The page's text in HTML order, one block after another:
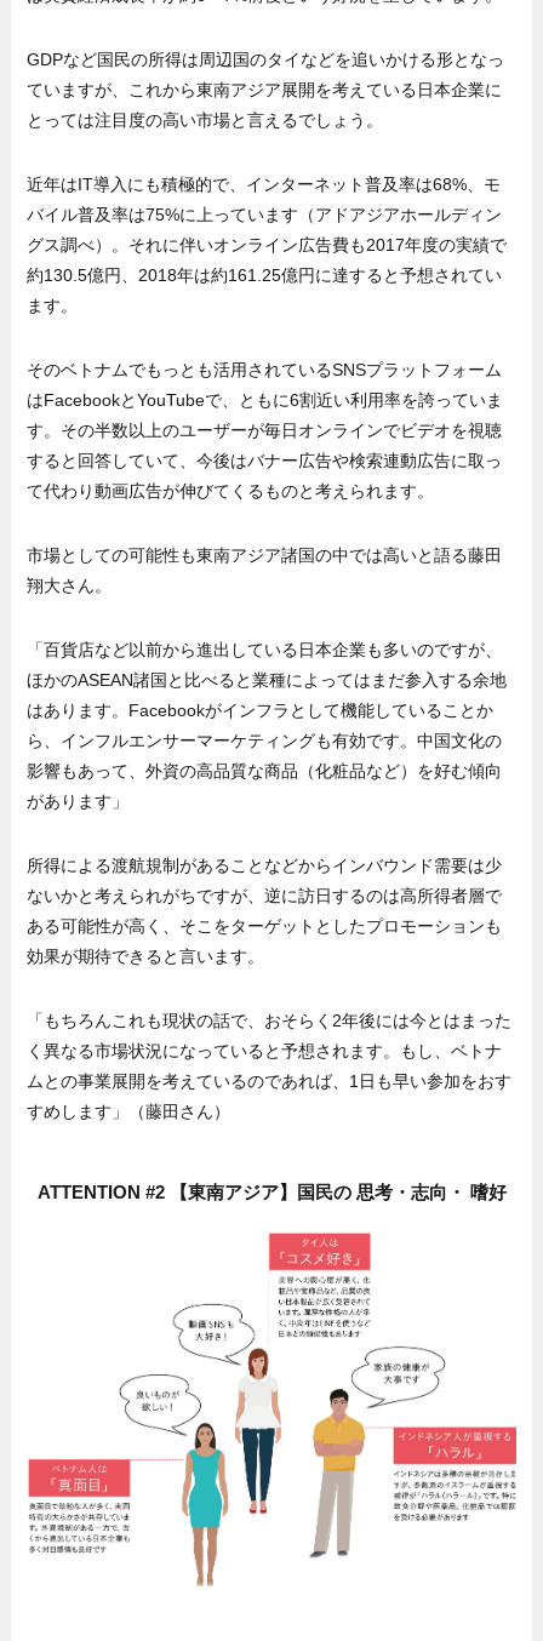
GDPなど国民の所得は周辺国のタイなどを追いかける形となっ
ていますが、これから東南アジア展開を考えている日本企業に
とっては注目度の高い市場と言えるでしょう。
近年はIT導入にも積極的で、インターネット普及率は68%、モ
バイル普及率は75%に上っています（アドアジアホールディン
グス調べ）。それに伴いオンライン広告費も2017年度の実績で
約130.5億円、2018年は約161.25億円に達すると予想されてい
ます。
そのベトナムでもっとも活用されているSNSプラットフォーム
はFacebookとYouTubeで、ともに6割近い利用率を誇っていま
す。その半数以上のユーザーが毎日オンラインでビデオを視聴
すると回答していて、今後はバナー広告や検索連動広告に取っ
て代わり動画広告が伸びてくるものと考えられます。
市場としての可能性も東南アジア諸国の中では高いと語る藤田
翔大さん。
「百貨店など以前から進出している日本企業も多いのですが、
ほかのASEAN諸国と比べると業種によってはまだ参入する余地
はあります。Facebookがインフラとして機能していることか
ら、インフルエンサーマーケティングも有効です。中国文化の
影響もあって、外資の高品質な商品（化粧品など）を好む傾向
があります」
所得による渡航規制があることなどからインバウンド需要は少
ないかと考えられがちですが、逆に訪日するのは高所得者層で
ある可能性が高く、そこをターゲットとしたプロモーションも
効果が期待できると言います。
「もちろんこれも現状の話で、おそらく2年後には今とはまった
く異なる市場状況になっていると予想されます。もし、ベトナ
ムとの事業展開を考えているのであれば、1日も早い参加をおす
すめします」（藤田さん）
ATTENTION #2 【東南アジア】国民の 思考・志向・ 嗜好